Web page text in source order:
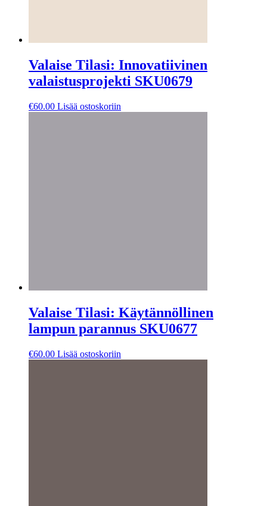
Valaise Tilasi: Innovatiivinen
valaistusprojekti SKU0679
€60.00 Lisää ostoskoriin
Valaise Tilasi: Käytännöllinen
lampun parannus SKU0677
€60.00 Lisää ostoskoriin